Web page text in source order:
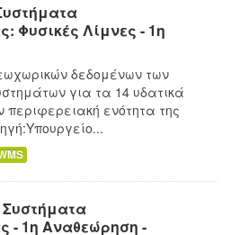
Φυσικές Λίμνες - 1η
δεδομένων των
για τα 14 υδατικά
ενότητα της
- 1η Αναθεώρηση -